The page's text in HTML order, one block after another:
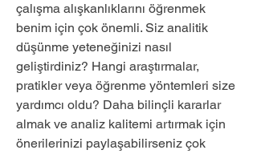
çalışma alışkanlıklarını öğrenmek
benim için çok önemli. Siz analitik
düşünme yeteneğinizi nasıl
geliştirdiniz? Hangi araştırmalar,
pratikler veya öğrenme yöntemleri size
yardımcı oldu? Daha bilinçli kararlar
almak ve analiz kalitemi artırmak için
önerilerinizi paylaşabilirseniz çok